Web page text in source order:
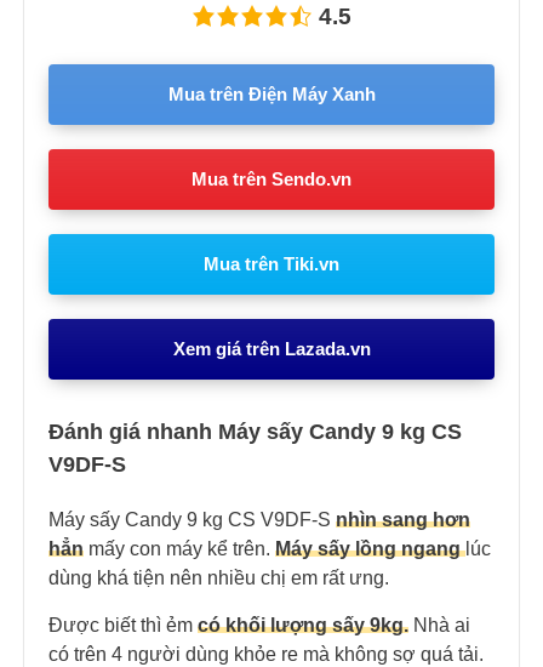
4.5
Mua trên Điện Máy Xanh
Mua trên Sendo.vn
Mua trên Tiki.vn
Xem giá trên Lazada.vn
Đánh giá nhanh Máy sấy Candy 9 kg CS
V9DF-S
Máy sấy Candy 9 kg CS V9DF-S nhìn sang hơn
hẳn mấy con máy kể trên. Máy sấy lồng ngang lúc
dùng khá tiện nên nhiều chị em rất ưng.
Được biết thì ẻm có khối lượng sấy 9kg. Nhà ai
có trên 4 người dùng khỏe re mà không sợ quá tải.